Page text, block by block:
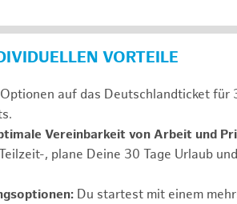
VORTEILE
auf das Deutschlandticket für
Vereinbarkeit von Arbeit und
, plane Deine 30 Tage Urlaub
Du startest mit einem